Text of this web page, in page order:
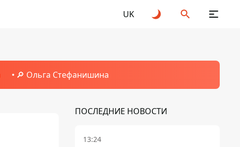
UK
🔎 Ольга Стефанишина
ПОСЛЕДНИЕ НОВОСТИ
13:24